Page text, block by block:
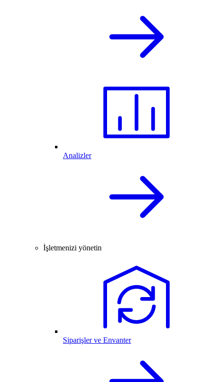
Analizler
İşletmenizi yönetin
Siparişler ve Envanter